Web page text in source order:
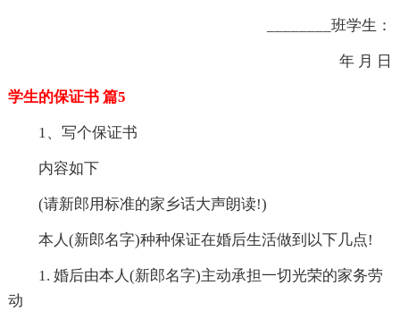
________班学生：
年 月 日
学生的保证书 篇5
1、写个保证书
内容如下
(请新郎用标准的家乡话大声朗读!)
本人(新郎名字)种种保证在婚后生活做到以下几点!
1. 婚后由本人(新郎名字)主动承担一切光荣的家务劳
动